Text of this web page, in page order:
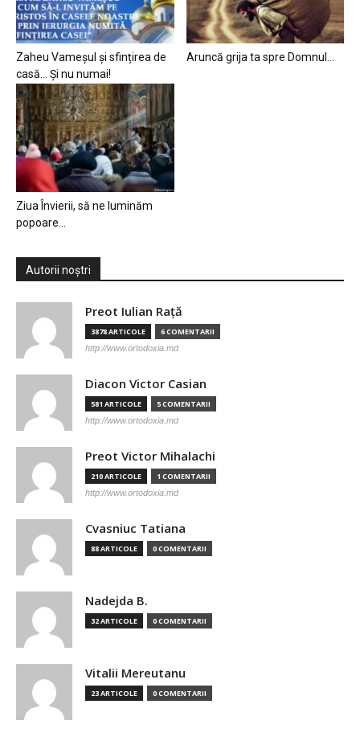
Zaheu Vameșul și sfințirea de
casă… Și nu numai!
Aruncă grija ta spre Domnul…
Ziua Învierii, să ne luminăm
popoare…
Autorii noștri
Preot Iulian Raţă
3878 ARTICOLE 6 COMENTARII
http://www.ortodoxia.md
Diacon Victor Casian
581 ARTICOLE 5 COMENTARII
http://www.ortodoxia.md
Preot Victor Mihalachi
210 ARTICOLE 1 COMENTARII
http://www.ortodoxia.md
Cvasniuc Tatiana
88 ARTICOLE 0 COMENTARII
Nadejda B.
32 ARTICOLE 0 COMENTARII
Vitalii Mereutanu
23 ARTICOLE 0 COMENTARII